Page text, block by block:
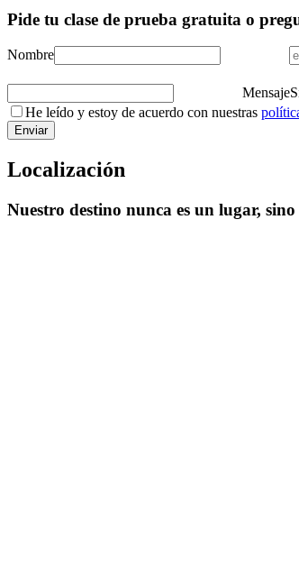
Pide tu clase de prueba gratuita o
Nombre
Mensaje
He leído y estoy de acuerdo con nuestras
Localización
Nuestro destino nunca es un lugar,